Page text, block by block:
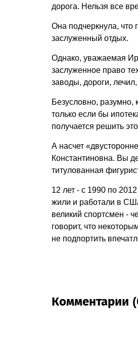
дорога. Нельзя все
Она подчеркнула, что
заслуженный отдых.
Однако, уважаемая
заслуженное право
заводы, дороги,
Безусловно, разумно,
только если бы
получается решить
А насчет
Константиновна. Вы
титулованная
12 лет - с 1990 по
жили и работали в
великий спортсмен -
говорит, что
не подпортить
Комментарии